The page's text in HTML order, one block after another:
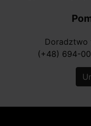
Doradztwo
(+48) 694-